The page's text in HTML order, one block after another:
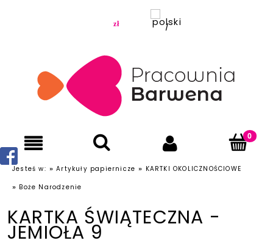
Jesteś w: » Artykuły papiernicze » KARTKI OKOLICZNOŚCIOWE
» Boże Narodzenie
KARTKA ŚWIĄTECZNA -
JEMIOŁA 9